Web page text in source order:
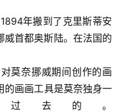
年搬到了克里斯蒂安
首都奥斯陆。在法国的
莫奈挪威期间创作的画
的画画工具是莫奈独身一
去的。